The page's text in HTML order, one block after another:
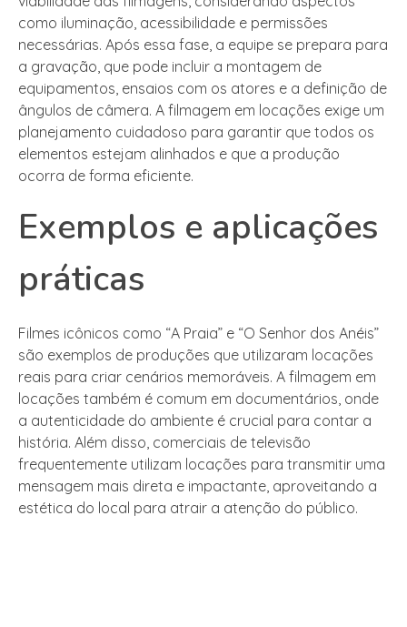
como iluminação, acessibilidade e permissões
necessárias. Após essa fase, a equipe se prepara para
a gravação, que pode incluir a montagem de
equipamentos, ensaios com os atores e a definição de
ângulos de câmera. A filmagem em locações exige um
planejamento cuidadoso para garantir que todos os
elementos estejam alinhados e que a produção
ocorra de forma eficiente.
Exemplos e aplicações
práticas
Filmes icônicos como “A Praia” e “O Senhor dos Anéis”
são exemplos de produções que utilizaram locações
reais para criar cenários memoráveis. A filmagem em
locações também é comum em documentários, onde
a autenticidade do ambiente é crucial para contar a
história. Além disso, comerciais de televisão
frequentemente utilizam locações para transmitir uma
mensagem mais direta e impactante, aproveitando a
estética do local para atrair a atenção do público.